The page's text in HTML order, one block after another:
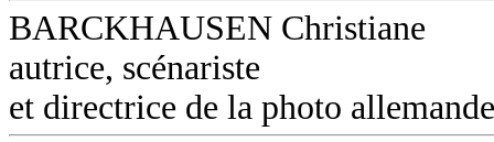
BARCKHAUSEN Christiane
autrice, scénariste
et directrice de la photo allemande